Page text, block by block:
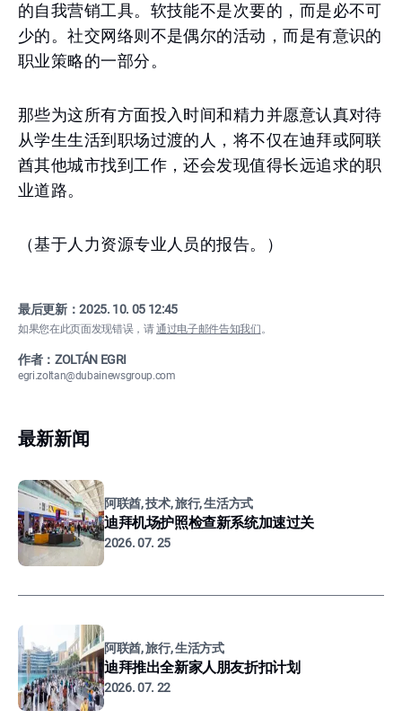
的自我营销工具。软技能不是次要的，而是必不可
少的。社交网络则不是偶尔的活动，而是有意识的
职业策略的一部分。
那些为这所有方面投入时间和精力并愿意认真对待
从学生生活到职场过渡的人，将不仅在迪拜或阿联
酋其他城市找到工作，还会发现值得长远追求的职
业道路。
（基于人力资源专业人员的报告。）
最后更新：2025. 10. 05 12:45
如果您在此页面发现错误，请通过电子邮件告知我们。
作者：ZOLTÁN EGRI
egri.zoltan@dubainewsgroup.com
最新新闻
阿联酋, 技术, 旅行, 生活方式
迪拜机场护照检查新系统加速过关
2026. 07. 25
阿联酋, 旅行, 生活方式
迪拜推出全新家人朋友折扣计划
2026. 07. 22